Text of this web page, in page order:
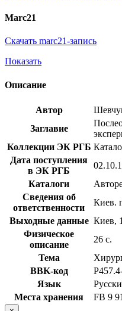
Marc21
Скачать marc21-запись
Показать
Описание
Автор
Заглавие
Коллекции ЭК РГБ
Дата поступления
в ЭК РГБ
Каталоги
Сведения об
ответственности
Киев.
Выходные данные Киев,
Физическое
описание
26 с.
Тема
BBK-код
Язык
Места хранения
FB 9